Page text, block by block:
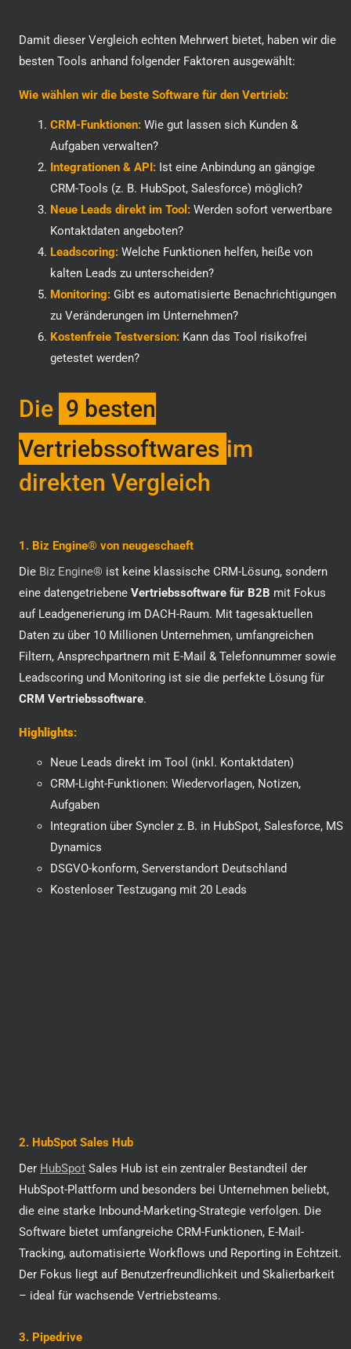
Damit dieser Vergleich echten Mehrwert bietet, haben wir die
besten Tools anhand folgender Faktoren ausgewählt:
Wie wählen wir die beste Software für den Vertrieb:
CRM-Funktionen:Wie gut lassen sich Kunden &
Aufgaben verwalten?
Integrationen & API:Ist eine Anbindung an gängige
CRM-Tools (z. B. HubSpot, Salesforce) möglich?
Neue Leads direkt im Tool:Werden sofort verwertbare
Kontaktdaten angeboten?
Leadscoring:Welche Funktionen helfen, heiße von
kalten Leads zu unterscheiden?
Monitoring: Gibt es automatisierte Benachrichtigungen
zu Veränderungen im Unternehmen?
Kostenfreie Testversion:Kann das Tool risikofrei
getestet werden?
Die 9 besten
Vertriebssoftwares im
direkten Vergleich
1. Biz Engine® von neugeschaeft
Die Biz Engine® ist keine klassische CRM-Lösung, sondern
eine datengetriebene Vertriebssoftware für B2B mit Fokus
auf Leadgenerierung im DACH-Raum. Mit tagesaktuellen
Daten zu über 10 Millionen Unternehmen, umfangreichen
Filtern, Ansprechpartnern mit E-Mail & Telefonnummer sowie
Leadscoring und Monitoring ist sie die perfekte Lösung für
CRM Vertriebssoftware.
Highlights:
Neue Leads direkt im Tool (inkl. Kontaktdaten)
CRM-Light-Funktionen: Wiedervorlagen, Notizen,
Aufgaben
Integration über Syncler z. B. in HubSpot, Salesforce, MS
Dynamics
DSGVO-konform, Serverstandort Deutschland
Kostenloser Testzugang mit 20 Leads
2. HubSpot Sales Hub
Der HubSpotSales Hub ist ein zentraler Bestandteil der
HubSpot-Plattform und besonders bei Unternehmen beliebt,
die eine starke Inbound-Marketing-Strategie verfolgen. Die
Software bietet umfangreiche CRM-Funktionen, E-Mail-
Tracking, automatisierte Workflows und Reporting in Echtzeit.
Der Fokus liegt auf Benutzerfreundlichkeit und Skalierbarkeit
– ideal für wachsende Vertriebsteams.
3. Pipedrive